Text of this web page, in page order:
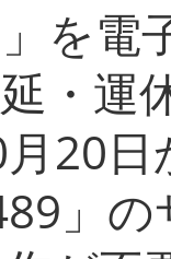
を電
・運
20
」